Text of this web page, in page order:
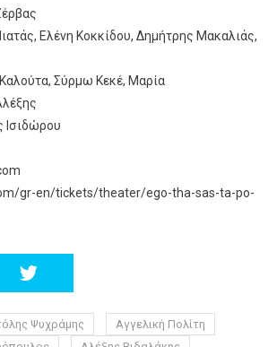
Ελένη Κοκκίδου, Δημήτρης Μακαλιάς,
Σύρμω Κεκέ, Μαρία
Ισιδώρου
gr-en/tickets/theater/ego-tha-sas-ta-po-
Ψυχράμης
Αγγελική Πολίτη